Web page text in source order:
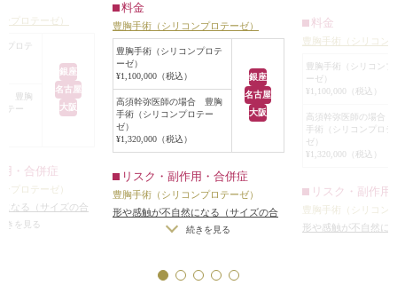
プロテーゼ）
プロテ
銀座
名古屋
大阪
豊胸
テー
・合併症
プロテーゼ）
なる（サイズの合
た場合）
きを見る
れ220CCのものを選び、脇の下から
乳腺下に挿入しました。
施術後は全体的にバストがふっくら
と盛り上がり、鎖骨から胸下にかけ
て起伏のある女性らしい曲線になり
ました。乳首の向きも上向きになり
ました。
料金
豊胸手術（シリコンプロテーゼ）
豊胸手術（シリコンプロテ
ーゼ）
¥1,100,000（税込）
銀座
名古屋
大阪
高須幹弥医師の場合 豊胸
手術（シリコンプロテー
ゼ）
¥1,320,000（税込）
リスク・副作用・合併症
豊胸手術（シリコンプロテーゼ）
形や感触が不自然になる（サイズの合
わないバッグを入れた場合）
の理想の形にならないことがある
続きを見る
れているわけでは
みのある綺麗なバ
いたため、乳腺下
ンバッグプロテー
手術は全身麻酔下
のシワに沿った切
離し、ラウンド型
シリコンバッグプ
置しました。
手術後は、程よく
料金
豊胸手術（シリコン
豊胸手術（シリコンプ
ーゼ）
¥1,100,000（税込）
高須幹弥医師の場合
手術（シリコンプロテ
ゼ）
¥1,320,000（税込）
リスク・副作用
豊胸手術（シリコン
形や感触が不自然に